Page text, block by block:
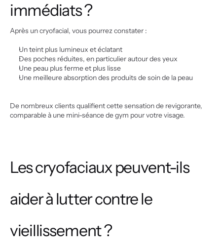
immédiats ?
Après un cryofacial, vous pourrez constater :
Un teint plus lumineux et éclatant
Des poches réduites, en particulier autour des yeux
Une peau plus ferme et plus lisse
Une meilleure absorption des produits de soin de la peau
De nombreux clients qualifient cette sensation de revigorante,
comparable à une mini-séance de gym pour votre visage.
Les cryofaciaux peuvent-ils
aider à lutter contre le
vieillissement ?